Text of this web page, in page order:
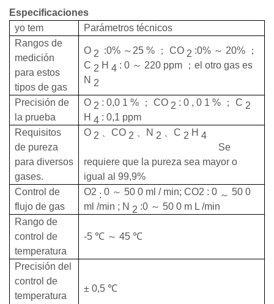
Especificaciones
yo tem
Parámetros técnicos
Rangos de
medición
para estos
tipos de gas
O 2 :0% ～ 25 % ； CO 2 :0% ～ 20%
；
C 2 H 4 : 0 ～ 220 ppm ； el otro gas es
N 2
Precisión de
la prueba
O 2 : 0,0 1 % ； CO 2 : 0 , 0 1 % ； C 2
H 4 : 0,1 ppm
Requisitos
de pureza
para diversos
gases.
O 2 CO 2 N 2 C 2 H 4
Se
requiere que la pureza sea mayor o
igual al 99,9%
Control de
flujo de gas
O2 : 0 ～ 50 0 ml /min; CO2 : 0 ～ 50 0
ml /min ; N 2 :0 ～ 50 0 m L /min
Rango de
control de
temperatura
-5 ℃ ～ 45 ℃
Precisión del
control de
temperatura
± 0,5 ℃